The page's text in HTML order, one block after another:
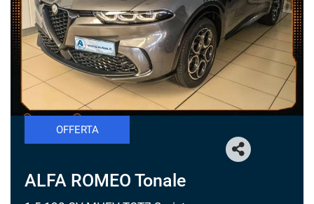
NEWS
OFFERTA
ALFA ROMEO Tonale
tracciamento
che
adottiamo
per
offrire
le
funzionalità
e
svolgere
attività
seguito
descritte.
Per